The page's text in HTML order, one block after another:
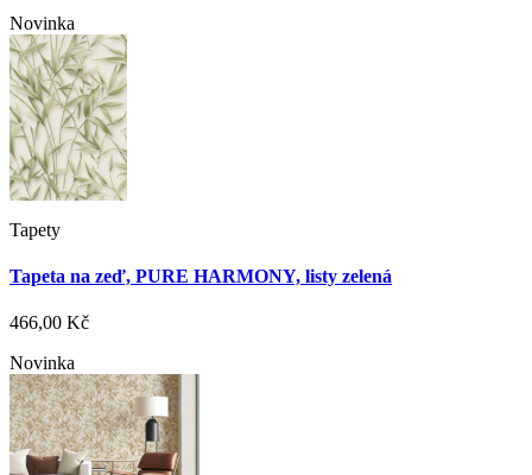
Novinka
Tapety
Tapeta na zeď, PURE HARMONY, listy zelená
466,00 Kč
Novinka